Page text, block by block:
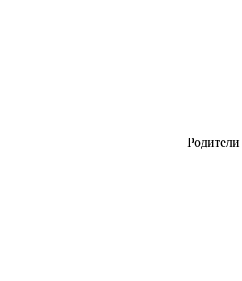
Родители